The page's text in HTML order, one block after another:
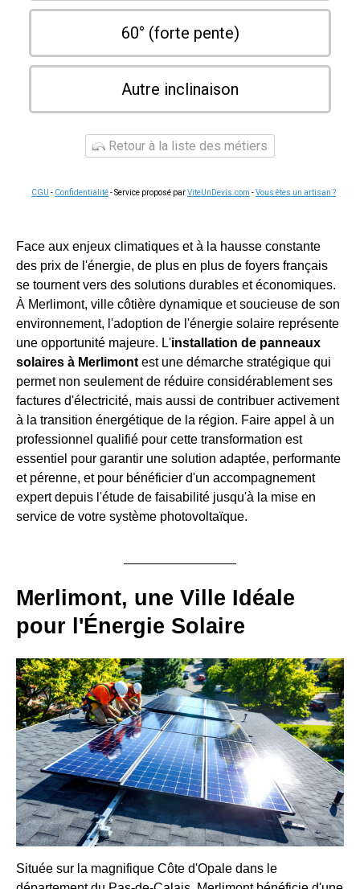
60° (forte pente)
Autre inclinaison
Retour à la liste des métiers
CGU - Confidentialité- Service proposé parViteUnDevis.com -Vous êtes un artisan ?
Face aux enjeux climatiques et à la hausse constante
des prix de l'énergie, de plus en plus de foyers français
se tournent vers des solutions durables et économiques.
À Merlimont, ville côtière dynamique et soucieuse de son
environnement, l'adoption de l'énergie solaire représente
une opportunité majeure. L'installation de panneaux
solaires à Merlimont est une démarche stratégique qui
permet non seulement de réduire considérablement ses
factures d'électricité, mais aussi de contribuer activement
à la transition énergétique de la région. Faire appel à un
professionnel qualifié pour cette transformation est
essentiel pour garantir une solution adaptée, performante
et pérenne, et pour bénéficier d'un accompagnement
expert depuis l'étude de faisabilité jusqu'à la mise en
service de votre système photovoltaïque.
Merlimont, une Ville Idéale
pour l'Énergie Solaire
Située sur la magnifique Côte d'Opale dans le